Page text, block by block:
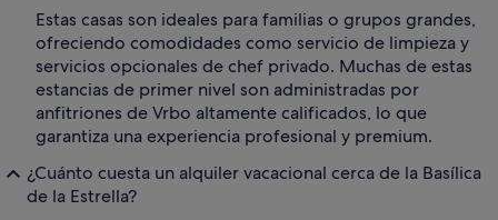
Estas casas son ideales para familias o grupos grandes,
ofreciendo comodidades como servicio de limpieza y
servicios opcionales de chef privado. Muchas de estas
estancias de primer nivel son administradas por
anfitriones de Vrbo altamente calificados, lo que
garantiza una experiencia profesional y premium.
¿Cuánto cuesta un alquiler vacacional cerca de la Basílica
de la Estrella?